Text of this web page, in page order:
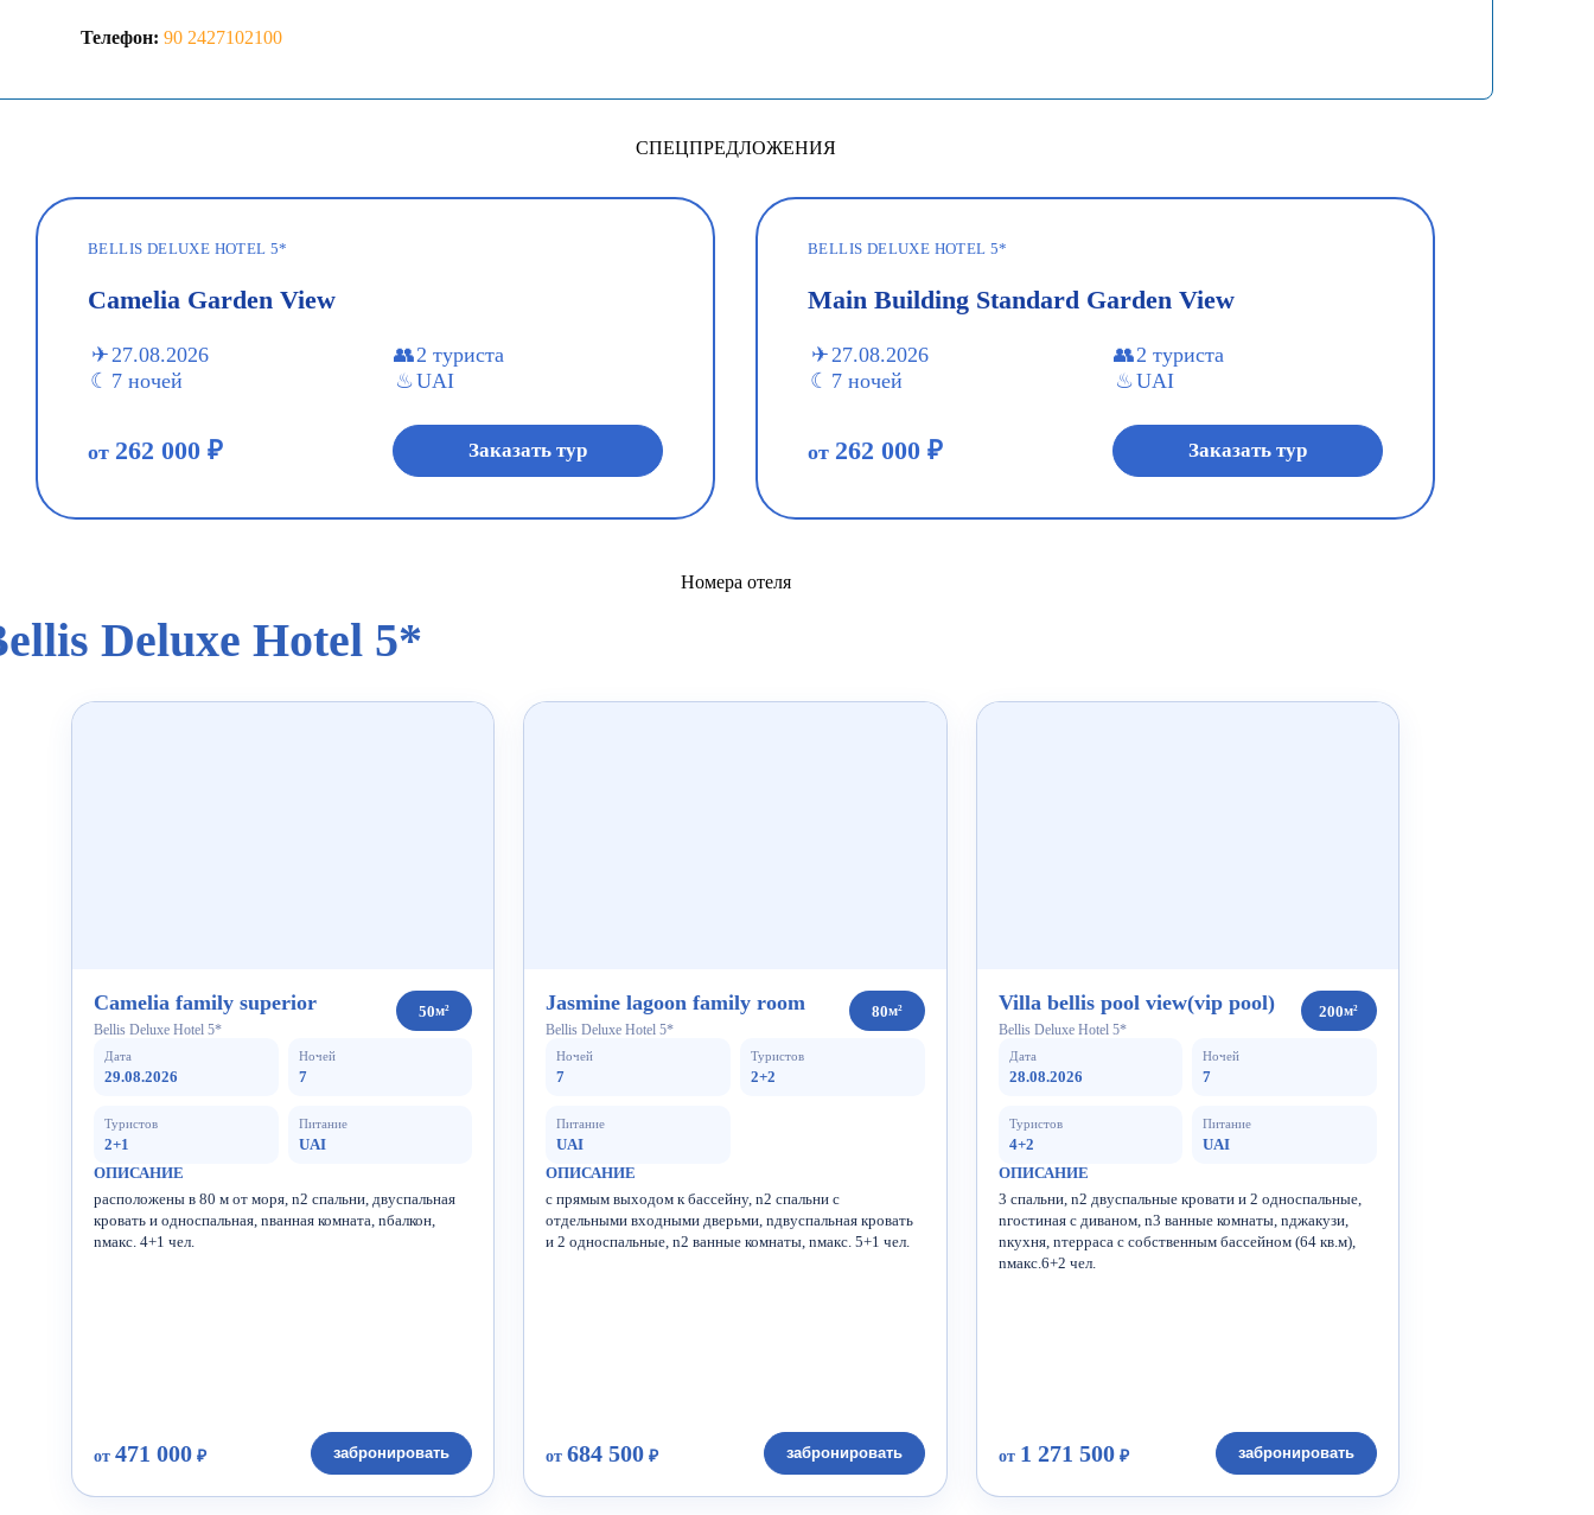
Телефон: 90 2427102100
СПЕЦПРЕДЛОЖЕНИЯ
BELLIS DELUXE HOTEL 5*
Camelia Garden View
27.08.2026
7 ночей
2 туриста
UAI
от 262 000 ₽ Заказать тур
BELLIS DELUXE HOTEL 5*
Main Building Standard Garden View
27.08.2026
7 ночей
2 туриста
UAI
от 262 000 ₽ Заказать тур
Номера отеля
Deluxe Hotel 5*
Camelia family superior
Bellis Deluxe Hotel 5*
50м²
Дата
29.08.2026
Ночей
7
Туристов
2+1
Питание
UAI
ОПИСАНИЕ
расположены в 80 м от моря, n2 спальни, двуспальная
кровать и односпальная, nванная комната, nбалкон,
nмакс. 4+1 чел.
от 471 000 ₽ забронировать
Jasmine lagoon family room
Bellis Deluxe Hotel 5*
80м²
Ночей
7
Туристов
2+2
Питание
UAI
ОПИСАНИЕ
с прямым выходом к бассейну, n2 спальни с
отдельными входными дверьми, nдвуспальная кровать
и 2 односпальные, n2 ванные комнаты, nмакс. 5+1 чел.
от684 500 ₽ забронировать
Villa bellis pool view(vip pool)
Bellis Deluxe Hotel 5*
200м²
Дата
28.08.2026
Ночей
7
Туристов
4+2
Питание
UAI
ОПИСАНИЕ
3 спальни, n2 двуспальные кровати и 2 односпальные,
nгостиная с диваном, n3 ванные комнаты, nджакузи,
nкухня, nтерраса с собственным бассейном (64 кв.м),
nмакс.6+2 чел.
от 1 271 500₽ забронировать